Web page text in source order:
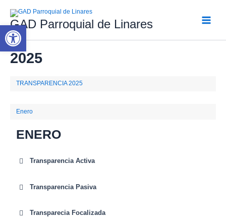
contenido
GAD Parroquial de Linares
Main
2025
TRANSPARENCIA 2025
Enero
ENERO
Transparencia Activa
Transparencia Pasiva
Transparecia Focalizada
Abrir barra de herramientas